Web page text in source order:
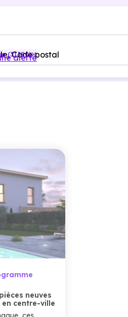
Code postal
(31380)
alerte
neuves
centre-ville